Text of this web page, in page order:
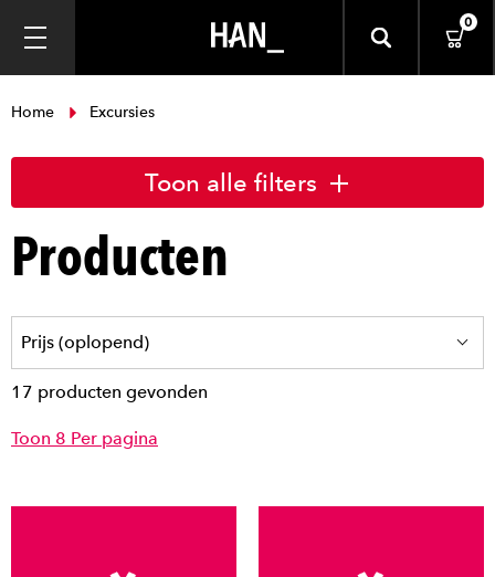
0
Home Excursies
Toon alle filters
Producten
17 producten gevonden
Toon 8 Per pagina